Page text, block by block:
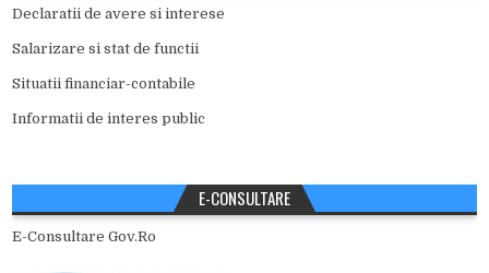
Declaratii de avere si interese
Salarizare si stat de functii
Situatii financiar-contabile
Informatii de interes public
E-CONSULTARE
E-Consultare Gov.Ro